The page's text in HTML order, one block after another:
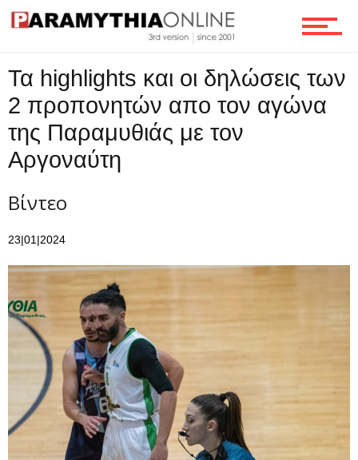
Τεχνολογία
Ροή
Επικοινωνία
Τα highlights και οι δηλώσεις των
2 προπονητών απο τον αγώνα
της Παραμυθιάς με τον
Αργοναύτη
Βίντεο
23|01|2024